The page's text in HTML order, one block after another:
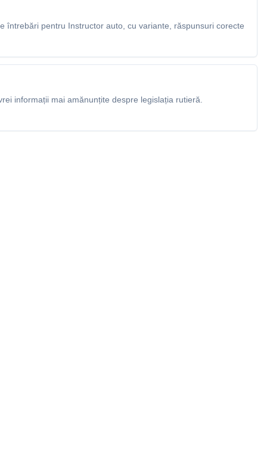
întrebări pentru Instructor auto, cu variante, răspunsuri corecte
informații mai amănunțite despre legislația rutieră.